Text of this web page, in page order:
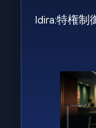
Idira:特権制